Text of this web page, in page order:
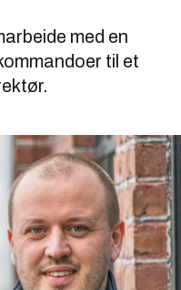
med en
til et